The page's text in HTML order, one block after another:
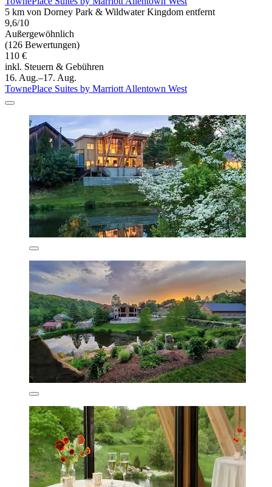
5 km von Dorney Park & Wildwater Kingdom entfernt
9,6/10
Außergewöhnlich
(126 Bewertungen)
110 €
inkl. Steuern & Gebühren
16. Aug.–17. Aug.
TownePlace Suites by Marriott Allentown West